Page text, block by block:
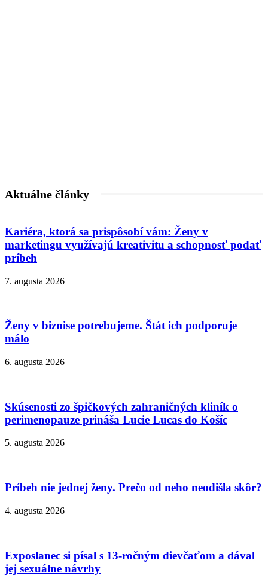
Aktuálne články
Kariéra, ktorá sa prispôsobí vám: Ženy v
marketingu využívajú kreativitu a schopnosť podať
príbeh
7. augusta 2026
Ženy v biznise potrebujeme. Štát ich podporuje
málo
6. augusta 2026
Skúsenosti zo špičkových zahraničných kliník o
perimenopauze prináša Lucie Lucas do Košíc
5. augusta 2026
Príbeh nie jednej ženy. Prečo od neho neodišla skôr?
4. augusta 2026
Exposlanec si písal s 13-ročným dievčaťom a dával
jej sexuálne návrhy